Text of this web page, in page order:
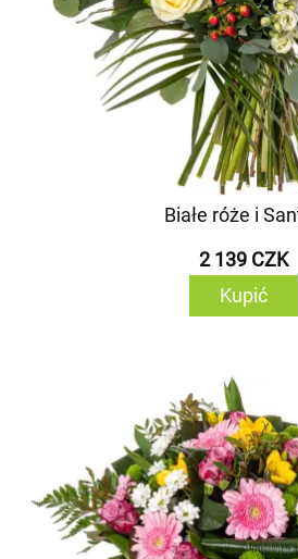
Białe róże i
2 139 CZK
Kupić